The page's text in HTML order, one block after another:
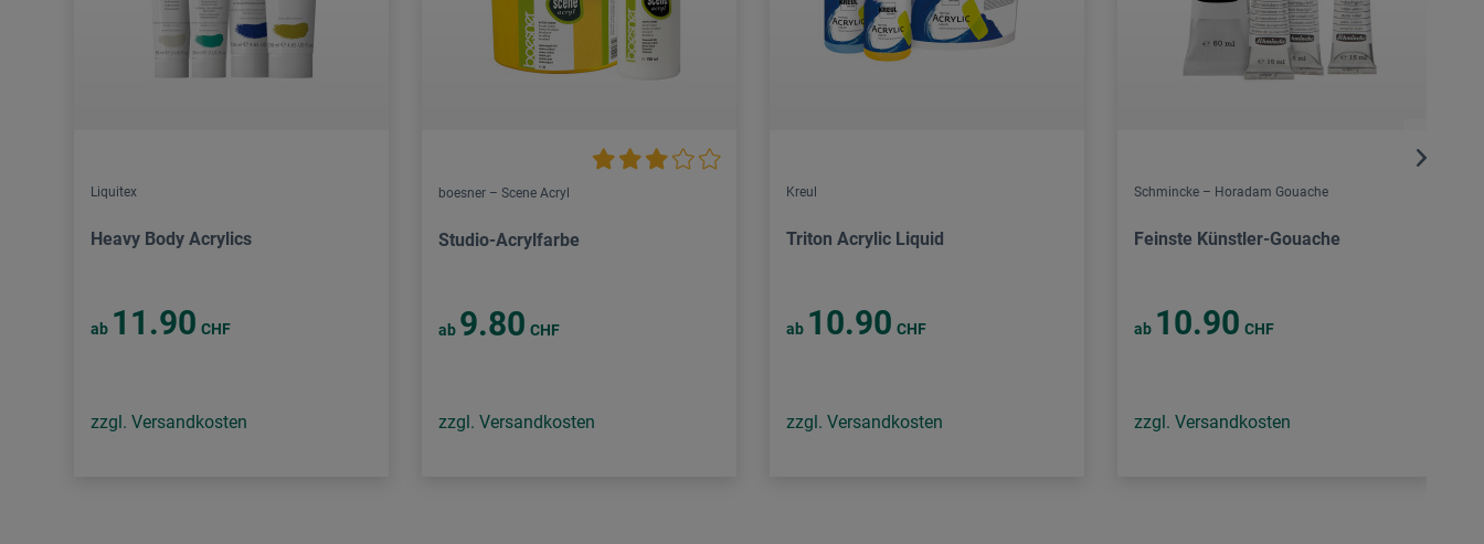
Liquitex
Heavy Body Acrylics
ab 11.90 CHF
zzgl. Versandkosten
boesner – Scene Acryl
Studio-Acrylfarbe
ab 9.80 CHF
zzgl. Versandkosten
Kreul
Triton Acrylic Liquid
ab 10.90 CHF
zzgl. Versandkosten
Schmincke – Horadam Gouache
Feinste Künstler-Gouache
ab 10.90 CHF
zzgl. Versandkosten